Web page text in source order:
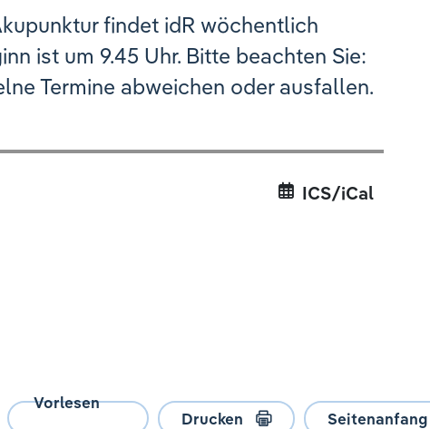
findet idR wöchentlich
ist um 9.45 Uhr. Bitte beachten Sie:
Termine abweichen oder ausfallen.
ICS/iCal
Vorlesen
Drucken
Seitenanfang